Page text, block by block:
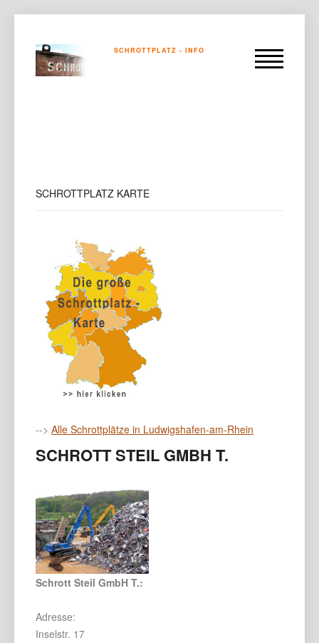
SCHROTTPLATZ - INFO
SCHROTTPLATZ KARTE
--> Alle Schrottplätze in Ludwigshafen-am-Rhein
SCHROTT STEIL GMBH T.
Schrott Steil GmbH T.:
Adresse:
Inselstr. 17